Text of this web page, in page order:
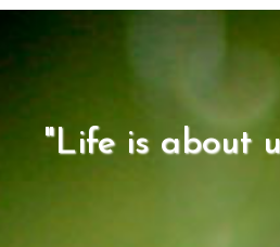
"Life is about